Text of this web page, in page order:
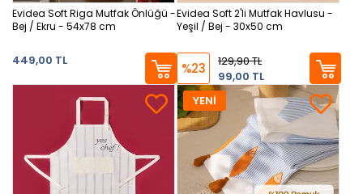
Evidea Soft Riga Mutfak Önlüğü -
Bej / Ekru - 54x78 cm
449,00 TL
Evidea Soft 2'li Mutfak Havlusu -
Yeşil / Bej - 30x50 cm
%23
129,90 TL
99,00 TL
YENİ